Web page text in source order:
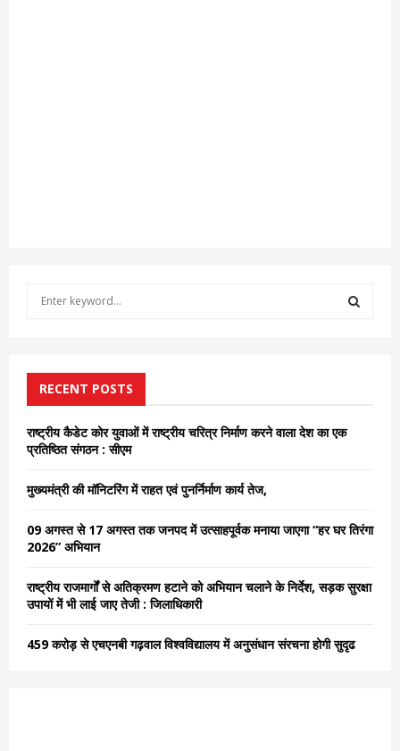
f
o
r
RECENT POSTS
राष्ट्रीय कैडेट कोर युवाओं में राष्ट्रीय चरित्र निर्माण करने वाला देश का एक
प्रतिष्ठित संगठन : सीएम
मुख्यमंत्री की मॉनिटरिंग में राहत एवं पुनर्निर्माण कार्य तेज,
09 अगस्त से 17 अगस्त तक जनपद में उत्साहपूर्वक मनाया जाएगा “हर घर तिरंगा
2026” अभियान
राष्ट्रीय राजमार्गों से अतिक्रमण हटाने को अभियान चलाने के निर्देश, सड़क सुरक्षा
उपायों में भी लाई जाए तेजी : जिलाधिकारी
459 करोड़ से एचएनबी गढ़वाल विश्वविद्यालय में अनुसंधान संरचना होगी सुदृढ